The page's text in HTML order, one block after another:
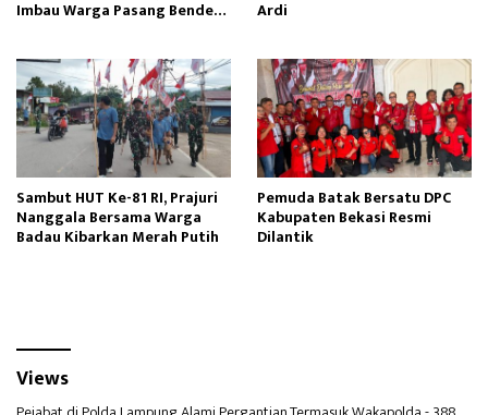
Imbau Warga Pasang Bendera Ardi
Sambut HUT Ke-81 RI, Prajuri
Nanggala Bersama Warga
Badau Kibarkan Merah Putih
Pemuda Batak Bersatu DPC
Kabupaten Bekasi Resmi
Dilantik
Views